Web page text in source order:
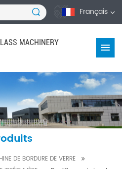
Français
MACHINERY
DE BORDURE DE VERRE